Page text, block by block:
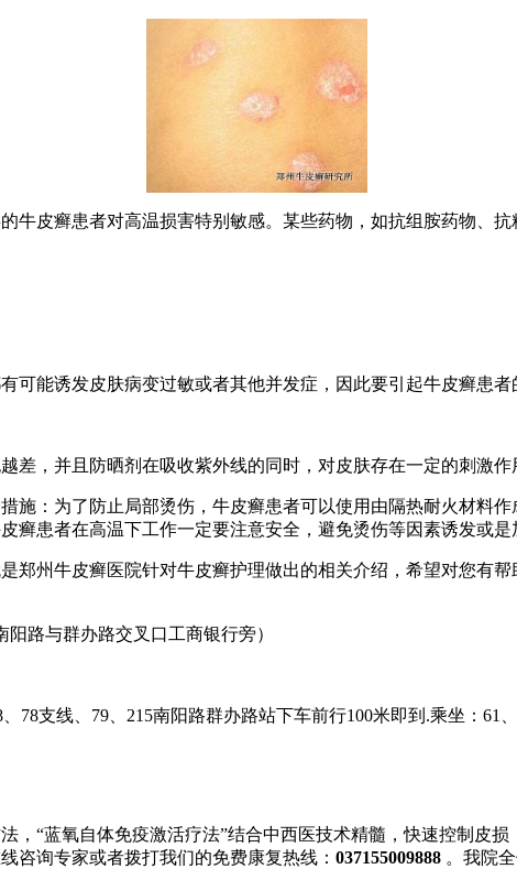
皮癣患者对高温损害特别敏感。某些药物，如抗组胺药物、抗
能诱发皮肤病变过敏或者其他并发症，因此要引起牛皮癣患者
，并且防晒剂在吸收紫外线的同时，对皮肤存在一定的刺激作
：为了防止局部烫伤，牛皮癣患者可以使用由隔热耐火材料作
患者在高温下工作一定要注意安全，避免烫伤等因素诱发或是
州牛皮癣医院针对牛皮癣护理做出的相关介绍，希望对您有帮
路与群办路交叉口工商银行旁）
支线、79、215南阳路群办路站下车前行100米即到.乘坐：61
，“蓝氧自体免疫激活疗法”结合中西医技术精髓，快速控制皮
咨询专家或者拨打我们的免费康复热线： 037155009888 。我院